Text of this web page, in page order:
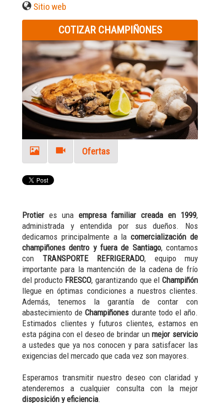
Sitio web
COTIZAR CHAMPIÑONES
Previous
Next
Ofertas
Protier es una empresa familiar creada en 1999,
administrada y entendida por sus dueños. Nos
dedicamos principalmente a la comercialización de
champiñones dentro y fuera de Santiago, contamos
con TRANSPORTE REFRIGERADO, equipo muy
importante para la mantención de la cadena de frío
del producto FRESCO, garantizando que elChampiñón
llegue en óptimas condiciones a nuestros clientes.
Además, tenemos la garantía de contar con
abastecimiento deChampiñones durante todo el año.
Estimados clientes y futuros clientes, estamos en
esta página con el deseo de brindar unmejor servicio
a ustedes que ya nos conocen y para satisfacer las
exigencias del mercado que cada vez son mayores.
Esperamos transmitir nuestro deseo con claridad y
atenderemos a cualquier consulta con la mejor
disposición y eficiencia.